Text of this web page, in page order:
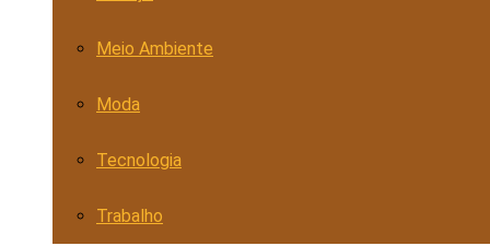
Meio Ambiente
Moda
Tecnologia
Trabalho